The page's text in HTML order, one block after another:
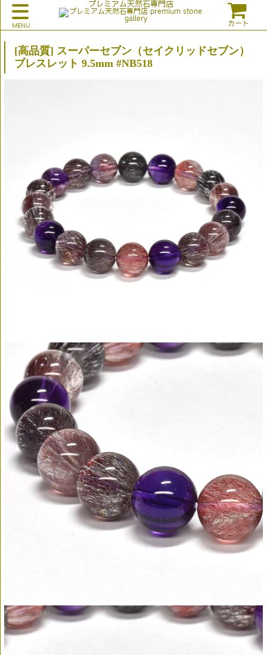
プレミアム天然石専門店
カート
[高品質] スーパーセブン（セイクリッドセブン）
ブレスレット 9.5mm #NB518